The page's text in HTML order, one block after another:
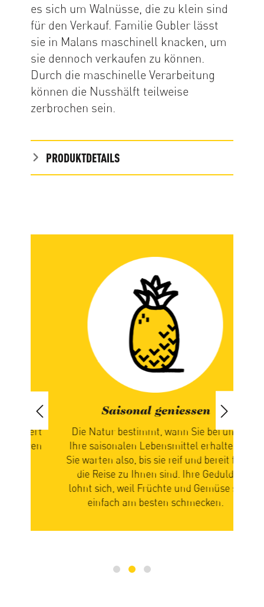
es sich um Walnüsse, die zu klein sind
für den Verkauf. Familie Gubler lässt
sie in Malans maschinell knacken, um
sie dennoch verkaufen zu können.
Durch die maschinelle Verarbeitung
können die Nusshälft teilweise
zerbrochen sein.
PRODUKTDETAILS
Saisonal geniessen
Die Natur bestimmt, wann Sie bei uns
Ihre saisonalen Lebensmittel erhalten.
Sie warten also, bis sie reif und bereit für
die Reise zu Ihnen sind. Ihre Geduld
lohnt sich, weil Früchte und Gemüse so
einfach am besten schmecken.